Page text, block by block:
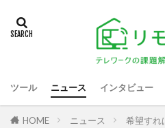
ツール ニュース インタビュー
HOME ニュース 希望すれ